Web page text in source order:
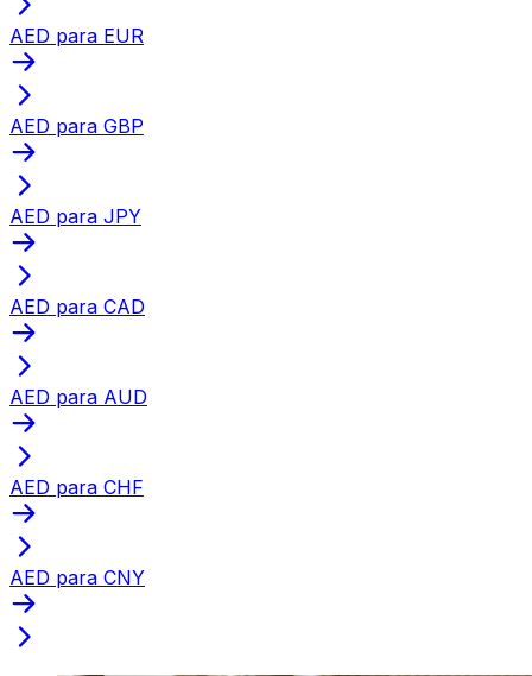
AED para EUR
AED para GBP
AED para JPY
AED para CAD
AED para AUD
AED para CHF
AED para CNY